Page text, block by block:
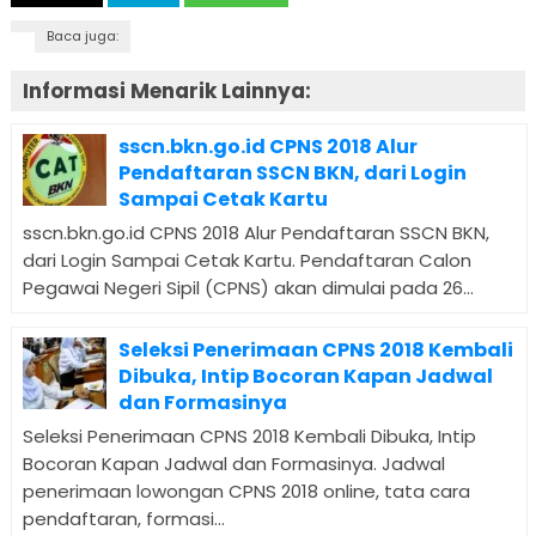
Baca juga:
Informasi Menarik Lainnya:
sscn.bkn.go.id CPNS 2018 Alur
Pendaftaran SSCN BKN, dari Login
Sampai Cetak Kartu
sscn.bkn.go.id CPNS 2018 Alur Pendaftaran SSCN BKN,
dari Login Sampai Cetak Kartu. Pendaftaran Calon
Pegawai Negeri Sipil (CPNS) akan dimulai pada 26...
Seleksi Penerimaan CPNS 2018 Kembali
Dibuka, Intip Bocoran Kapan Jadwal
dan Formasinya
Seleksi Penerimaan CPNS 2018 Kembali Dibuka, Intip
Bocoran Kapan Jadwal dan Formasinya. Jadwal
penerimaan lowongan CPNS 2018 online, tata cara
pendaftaran, formasi...